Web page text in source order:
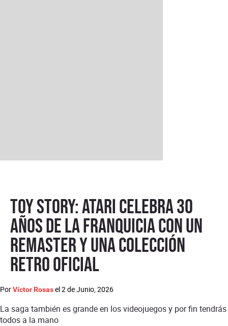
Toy Story: Atari celebra 30
años de la franquicia con un
remaster y una colección
retro oficial
PorVíctor Rosasel2 de Junio, 2026
La saga también es grande en los videojuegos y por fin tendrás
todos a la mano